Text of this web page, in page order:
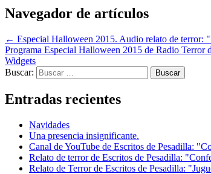
Navegador de artículos
← Especial Halloween 2015. Audio relato de terror:
Programa Especial Halloween 2015 de Radio Terror
Widgets
Buscar:
Entradas recientes
Navidades
Una presencia insignificante.
Canal de YouTube de Escritos de Pesadilla:
Relato de terror de Escritos de Pesadilla:
Relato de Terror de Escritos de Pesadilla: